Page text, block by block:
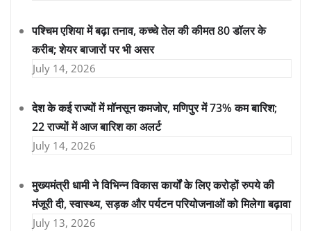
पश्चिम एशिया में बढ़ा तनाव, कच्चे तेल की कीमत 80 डॉलर के
करीब; शेयर बाजारों पर भी असर
July 14, 2026
देश के कई राज्यों में मॉनसून कमजोर, मणिपुर में 73% कम बारिश;
22 राज्यों में आज बारिश का अलर्ट
July 14, 2026
मुख्यमंत्री धामी ने विभिन्न विकास कार्यों के लिए करोड़ों रुपये की
मंजूरी दी, स्वास्थ्य, सड़क और पर्यटन परियोजनाओं को मिलेगा बढ़ावा
July 13, 2026